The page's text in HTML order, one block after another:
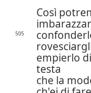
Così
505
empierlo
testa
che la